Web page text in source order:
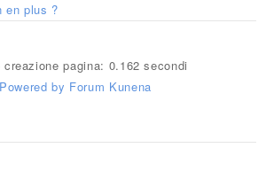
en plus ?
creazione pagina: 0.162 secondi
Powered by Forum Kunena